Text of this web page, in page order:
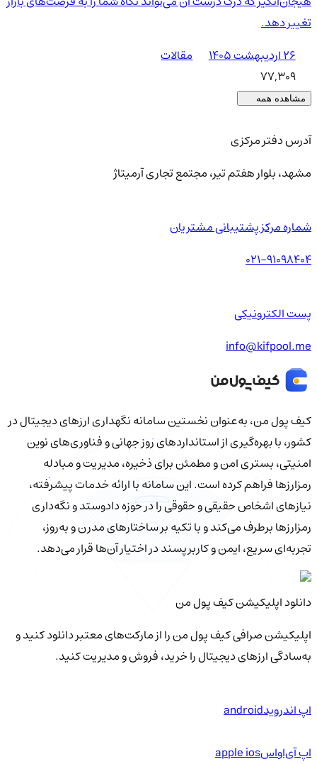
تغییر دهد.
۲۶ اردیبهشت ۱۴۰۵
مقالات
77,309
مشاهده همه
آدرس دفتر مرکزی
مشهد، بلوار هفتم تیر، مجتمع تجاری آرمیتاژ
شماره مرکز پشتیبانی مشتریان
021-91098404
پست الکترونیکی
info@kifpool.me
کیف‌ پول من، به‌عنوان نخستین سامانه نگهداری ارزهای دیجیتال در
کشور، با بهره‌گیری از استانداردهای روز جهانی و فناوری‌های نوین
امنیتی، بستری امن و مطمئن برای ذخیره، مدیریت و مبادله
رمزارزها فراهم کرده است. این سامانه با ارائه خدمات پیشرفته،
نیازهای اشخاص حقیقی و حقوقی را در حوزه دادوستد و نگه‌داری
رمزارزها برطرف می‌کند و با تکیه بر ساختارهای مدرن و به‌روز،
تجربه‌ای سریع، ایمن و کاربرپسند در اختیار آن‌ها قرار می‌دهد.
دانلود اپلیکیشن کیف‌ پول من
اپلیکیشن صرافی کیف پول من را از مارکت‌های معتبر دانلود کنید و
به‌سادگی ارزهای دیجیتال را خرید، فروش و مدیریت کنید.
اپ اندرویدandroid
اپ آی‌او‌اسapple ios